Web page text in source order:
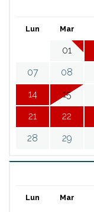
Lun Mar
01
07
08
14
15
21
22
28
29
Lun Mar